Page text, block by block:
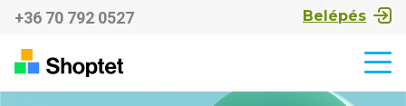
+36 70 792 0527 Belépés